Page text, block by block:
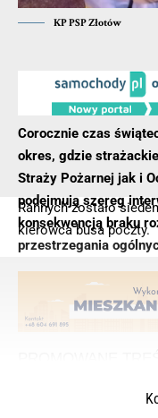
Rannych zostało
kierowca busa poczty.
KP PSP Złotów
Corocznie czas
okres, gdzie
Straży Pożarnej jak i
podejmują szereg
konsekwencją braku
przestrzegania